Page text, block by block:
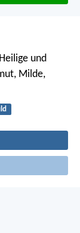
und
Milde,